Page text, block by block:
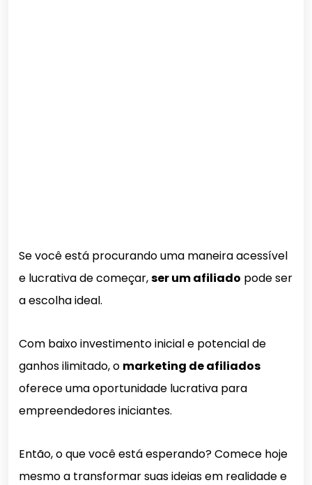
Se você está procurando uma maneira acessível
e lucrativa de começar,ser um afiliado pode ser
a escolha ideal.
Com baixo investimento inicial e potencial de
ganhos ilimitado, o marketing de afiliados
oferece uma oportunidade lucrativa para
empreendedores iniciantes.
Então, o que você está esperando? Comece hoje
mesmo a transformar suas ideias em realidade e